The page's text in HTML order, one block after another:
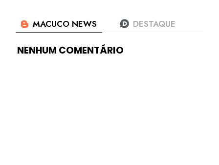
NENHUM COMENTÁRIO